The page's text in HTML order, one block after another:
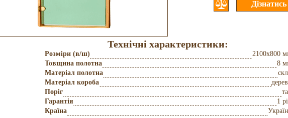
Технічні характеристики:
Розміри (в/ш)
2100x800
Товщина полотна
8
Матеріал полотна
Матеріал короба
Поріг
Гарантія
1
Країна